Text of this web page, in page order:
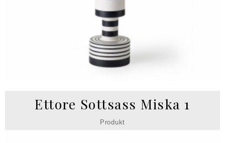
Ettore Sottsass Miska 1
Produkt